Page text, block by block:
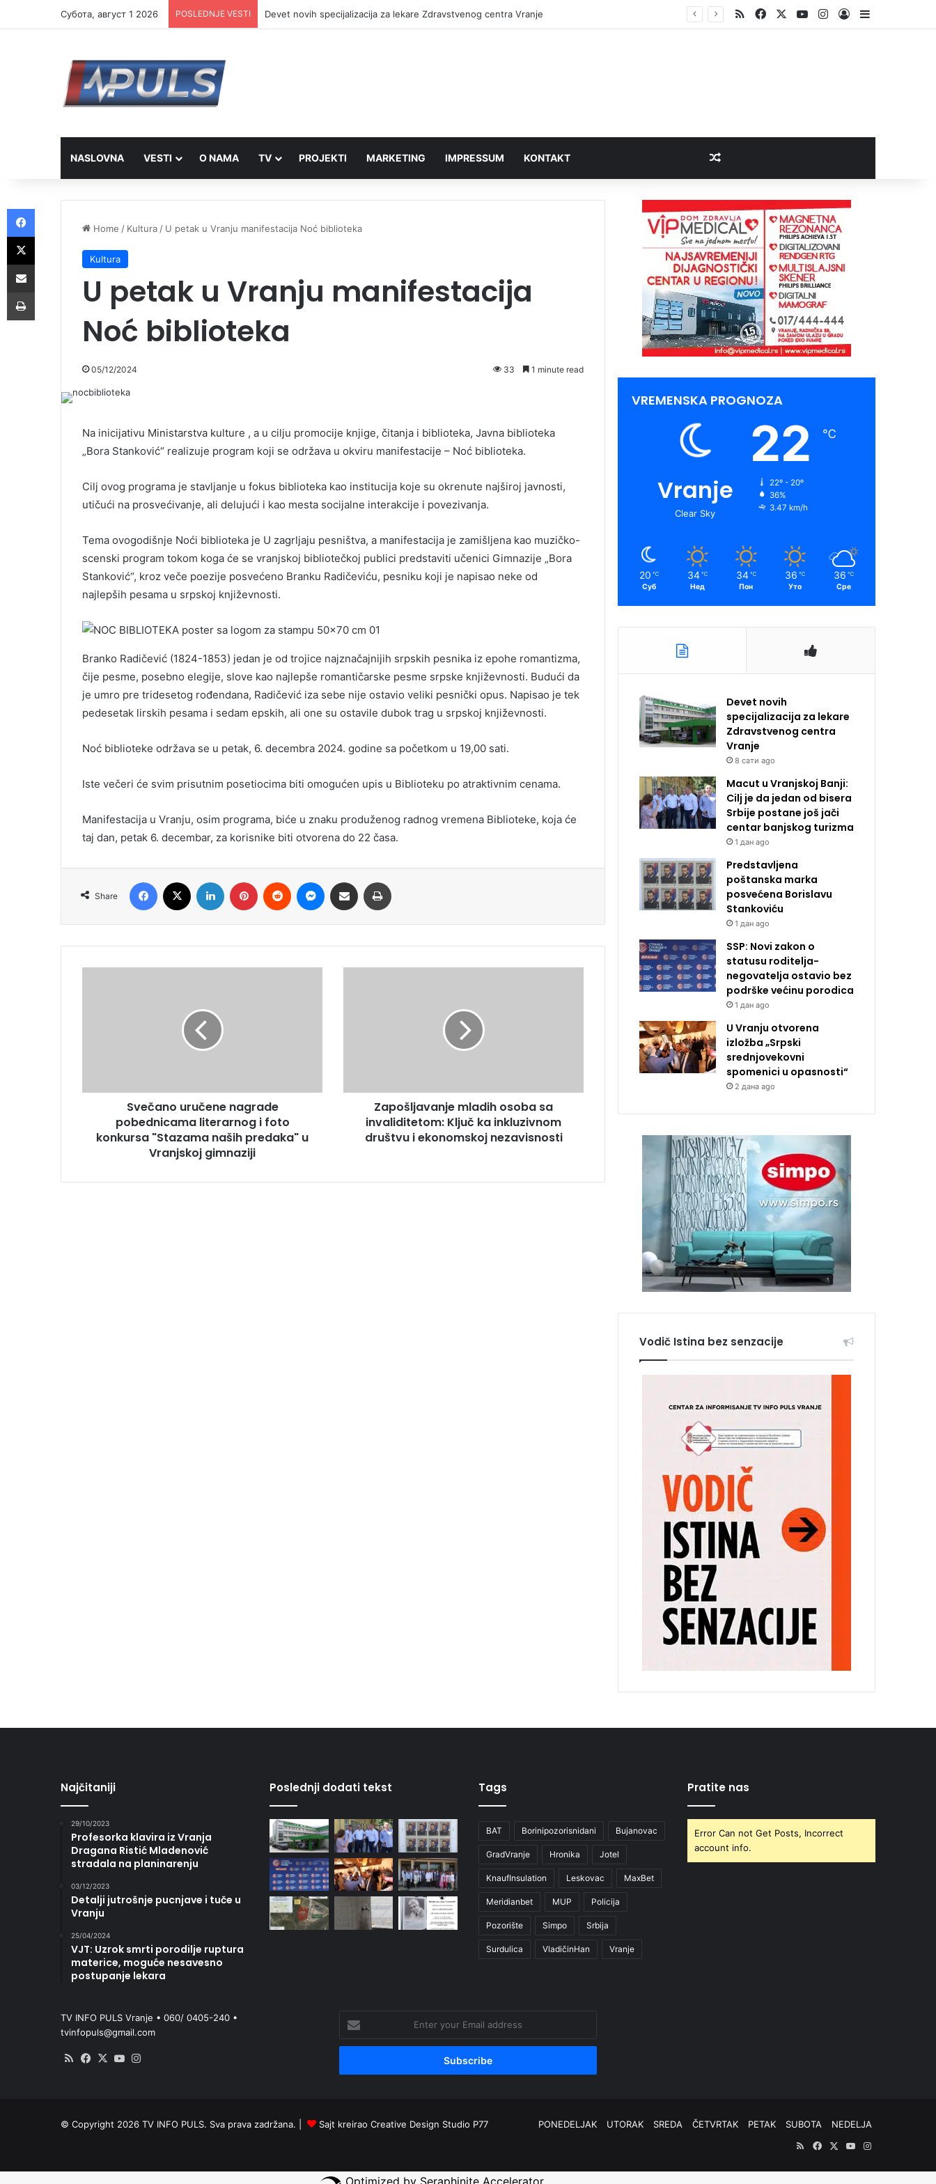
Субота, август 1 2026 POSLEDNJE VESTI Devet novih specijalizacija za lekare Zdravstvenog centra Vranje RSSFacebookYouTubeInstagram
Log InSidebar
NASLOVNA VESTI O NAMA TV PROJEKTI MARKETING IMPRESSUM KONTAKT Random Article
Home / Kultura / U petak u Vranju manifestacija Noć biblioteka
Kultura
U petak u Vranju manifestacija
Noć biblioteka
05/12/2024 33 1 minute read
Na inicijativu Ministarstva kulture , a u cilju promocije knjige, čitanja i biblioteka, Javna biblioteka
„Bora Stanković“ realizuje program koji se održava u okviru manifestacije – Noć biblioteka.
Cilj ovog programa je stavljanje u fokus biblioteka kao institucija koje su okrenute najširoj javnosti,
utičući na prosvećivanje, ali delujući i kao mesta socijalne interakcije i povezivanja.
Tema ovogodišnje Noći biblioteka je U zagrljaju pesništva, a manifestacija je zamišljena kao muzičko-
scenski program tokom koga će se vranjskoj bibliotečkoj publici predstaviti učenici Gimnazije „Bora
Stanković“, kroz veče poezije posvećeno Branku Radičeviću, pesniku koji je napisao neke od
najlepših pesama u srpskoj književnosti.
Branko Radičević (1824-1853) jedan je od trojice najznačajnijih srpskih pesnika iz epohe romantizma,
čije pesme, posebno elegije, slove kao najlepše romantičarske pesme srpske književnosti. Budući da
je umro pre tridesetog rođendana, Radičević iza sebe nije ostavio veliki pesnički opus. Napisao je tek
pedesetak lirskih pesama i sedam epskih, ali one su ostavile dubok trag u srpskoj književnosti.
Noć biblioteke održava se u petak, 6. decembra 2024. godine sa početkom u 19,00 sati.
Iste večeri će svim prisutnim posetiocima biti omogućen upis u Biblioteku po atraktivnim cenama.
Manifestacija u Vranju, osim programa, biće u znaku produženog radnog vremena Biblioteke, koja će
taj dan, petak 6. decembar, za korisnike biti otvorena do 22 časa.
Share
Facebook LinkedIn Pinterest Reddit Messenger
Share via Email
Svečano uručene nagrade
pobednicama literarnog i foto
konkursa "Stazama naših predaka" u
Vranjskoj gimnaziji
Zapošljavanje mladih osoba sa
invaliditetom: Ključ ka inkluzivnom
društvu i ekonomskoj nezavisnosti
VREMENSKA PROGNOZA
Vranje
Clear Sky
22 ℃
22º - 20º
36%
3.47 km/h
20 ℃
Суб
34 ℃
Нед
34 ℃
Пон
36 ℃
Уто
36 ℃
Сре
Devet novih
specijalizacija za lekare
Zdravstvenog centra
Vranje
8 сати ago
Macut u Vranjskoj Banji:
Cilj je da jedan od bisera
Srbije postane još jači
centar banjskog turizma
1 дан ago
Predstavljena
poštanska marka
posvećena Borislavu
Stankoviću
1 дан ago
SSP: Novi zakon o
statusu roditelja-
negovatelja ostavio bez
podrške većinu porodica
1 дан ago
U Vranju otvorena
izložba „Srpski
srednjovekovni
spomenici u opasnosti“
2 дана ago
Vodič Istina bez senzacije
Najčitaniji
29/10/2023
Profesorka klavira iz Vranja
Dragana Ristić Mladenović
stradala na planinarenju
03/12/2023
Detalji jutrošnje pucnjave i tuče u
Vranju
25/04/2024
VJT: Uzrok smrti porodilje ruptura
materice, moguće nesavesno
postupanje lekara
Poslednji dodati tekst Tags
BAT Borinipozorisnidani Bujanovac
GradVranje Hronika Jotel
KnaufInsulation Leskovac MaxBet
Meridianbet MUP Policija
Pozorište Simpo Srbija
Surdulica VladičinHan Vranje
Pratite nas
Error Can not Get Posts, Incorrect
account info.
TV INFO PULS Vranje • 060/ 0405-240 •
tvinfopuls@gmail.com
RSS Facebook
X YouTube
your
Email
© Copyright 2026 TV INFO PULS. Sva prava zadržana. | Sajt kreirao Creative Design Studio P77 PONEDELJAK UTORAK SREDA ČETVRTAK PETAK SUBOTA
NEDELJA
RSSFacebook
X YouTubeInstagram
Facebook
X
Share via Email